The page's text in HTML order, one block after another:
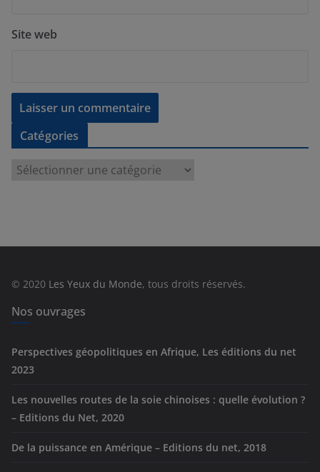
Site web
Catégories
e
s
© 2020 Les Yeux du Monde, tous droits réservés.
Nos ouvrages
Perspectives géopolitiques en Afrique, Les éditions du net
2023
Les nouvelles routes de la soie chinoises : quelle évolution ?
– Editions du Net, 2020
De la puissance en Amérique – Editions du net, 2018